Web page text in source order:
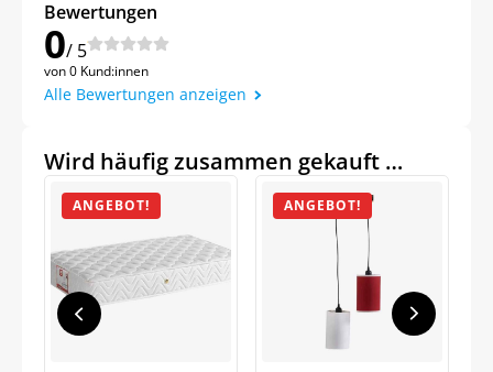
Bewertungen
0/ 5
von 0 Kund:innen
Alle Bewertungen anzeigen
Wird häufig zusammen gekauft …
ANGEBOT! ANGEBOT!
5% Rabatt